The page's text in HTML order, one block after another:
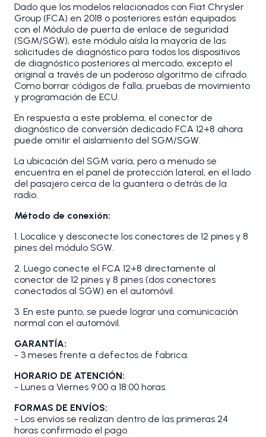
Dado que los modelos relacionados con Fiat Chrysler
Group (FCA) en 2018 o posteriores están equipados
con el Módulo de puerta de enlace de seguridad
(SGM/SGW), este módulo aísla la mayoría de las
solicitudes de diagnóstico para todos los dispositivos
de diagnóstico posteriores al mercado, excepto el
original a través de un poderoso algoritmo de cifrado.
Como borrar códigos de falla, pruebas de movimiento
y programación de ECU.
En respuesta a este problema, el conector de
diagnóstico de conversión dedicado FCA 12+8 ahora
puede omitir el aislamiento del SGM/SGW.
La ubicación del SGM varía, pero a menudo se
encuentra en el panel de protección lateral, en el lado
del pasajero cerca de la guantera o detrás de la
radio.
Método de conexión:
1. Localice y desconecte los conectores de 12 pines y 8
pines del módulo SGW.
2. Luego conecte el FCA 12+8 directamente al
conector de 12 pines y 8 pines (dos conectores
conectados al SGW) en el automóvil.
3. En este punto, se puede lograr una comunicación
normal con el automóvil.
GARANTÍA:
- 3 meses frente a defectos de fabrica.
HORARIO DE ATENCIÓN:
- Lunes a Viernes 9:00 a 18:00 horas.
FORMAS DE ENVÍOS:
- Los envíos se realizan dentro de las primeras 24
horas confirmado el pago.